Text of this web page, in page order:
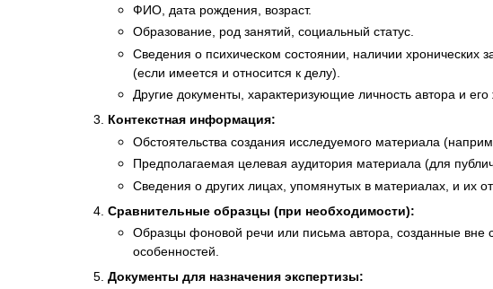
ФИО, дата рождения, возраст.
Образование, род занятий, социальный статус.
Сведения о психическом состоянии, наличии
(если имеется и относится к делу).
Другие документы, характеризующие личность автора и
Контекстная информация:
Обстоятельства создания исследуемого материала
Предполагаемая целевая аудитория материала (для
Сведения о других лицах, упомянутых в материалах, и их
Сравнительные образцы (при необходимости):
Образцы фоновой речи или письма автора, созданные вне
особенностей.
Документы для назначения экспертизы: